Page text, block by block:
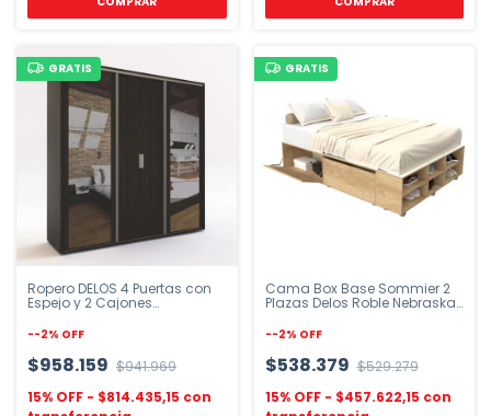
GRATIS
Ropero DELOS 4 Puertas con
Espejo y 2 Cajones
--2% OFF
$958.159 $941.969
$814.435,15
GRATIS
Cama Box Base Sommier 2
Plazas Delos Roble Nebraska
--2% OFF
$538.379 $529.279
$457.622,15